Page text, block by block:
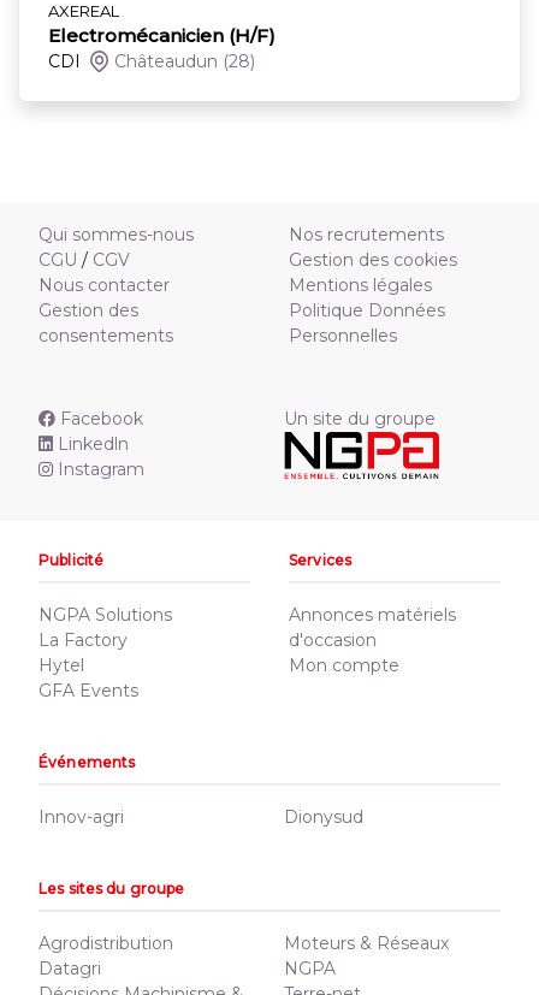
AXEREAL
Electromécanicien (H/F)
CDI Châteaudun (28)
Qui sommes-nous
CGU / CGV
Nous contacter
Gestion des
consentements
Nos recrutements
Gestion des cookies
Mentions légales
Politique Données
Personnelles
Facebook
Linkedln
Instagram
Un site du groupe
Publicité
NGPA Solutions
La Factory
Hytel
GFA Events
Services
Annonces matériels
d'occasion
Mon compte
Événements
Innov-agri Dionysud
Les sites du groupe
Agrodistribution
Datagri
Moteurs & Réseaux
NGPA